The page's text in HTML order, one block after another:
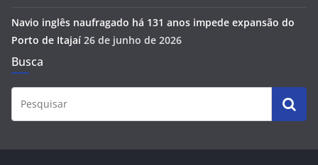
Navio inglês naufragado há 131 anos impede expansão do
Porto de Itajaí 26 de junho de 2026
Busca